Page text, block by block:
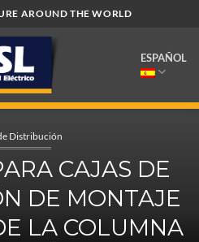
AROUND THE WORLD
ESPAÑOL
Distribución
CAJAS DE
DE MONTAJE
LA COLUMNA